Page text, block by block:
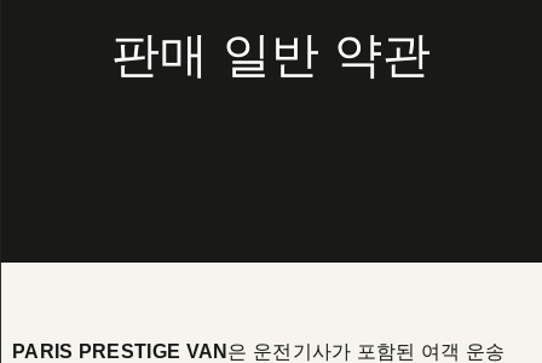
판매 일반 약관
PARIS PRESTIGE VAN 은 운전기사가 포함된 여객 운송